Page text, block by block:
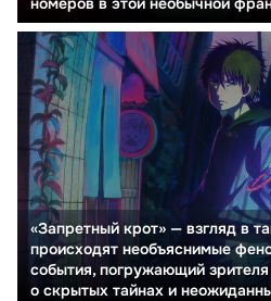
«Запретный крот» — взгляд в
происходят необъяснимые
события, погружающий
о скрытых тайнах и